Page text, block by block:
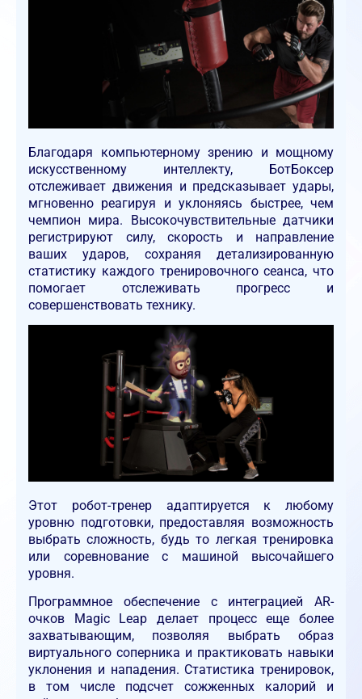
Благодаря компьютерному зрению и мощному
искусственному интеллекту, БотБоксер
отслеживает движения и предсказывает удары,
мгновенно реагируя и уклоняясь быстрее, чем
чемпион мира. Высокочувствительные датчики
регистрируют силу, скорость и направление
ваших ударов, сохраняя детализированную
статистику каждого тренировочного сеанса, что
помогает отслеживать прогресс и
совершенствовать технику.
Этот робот-тренер адаптируется к любому
уровню подготовки, предоставляя возможность
выбрать сложность, будь то легкая тренировка
или соревнование с машиной высочайшего
уровня.
Программное обеспечение с интеграцией AR-
очков Magic Leap делает процесс еще более
захватывающим, позволяя выбрать образ
виртуального соперника и практиковать навыки
уклонения и нападения. Статистика тренировок,
в том числе подсчет сожженных калорий и